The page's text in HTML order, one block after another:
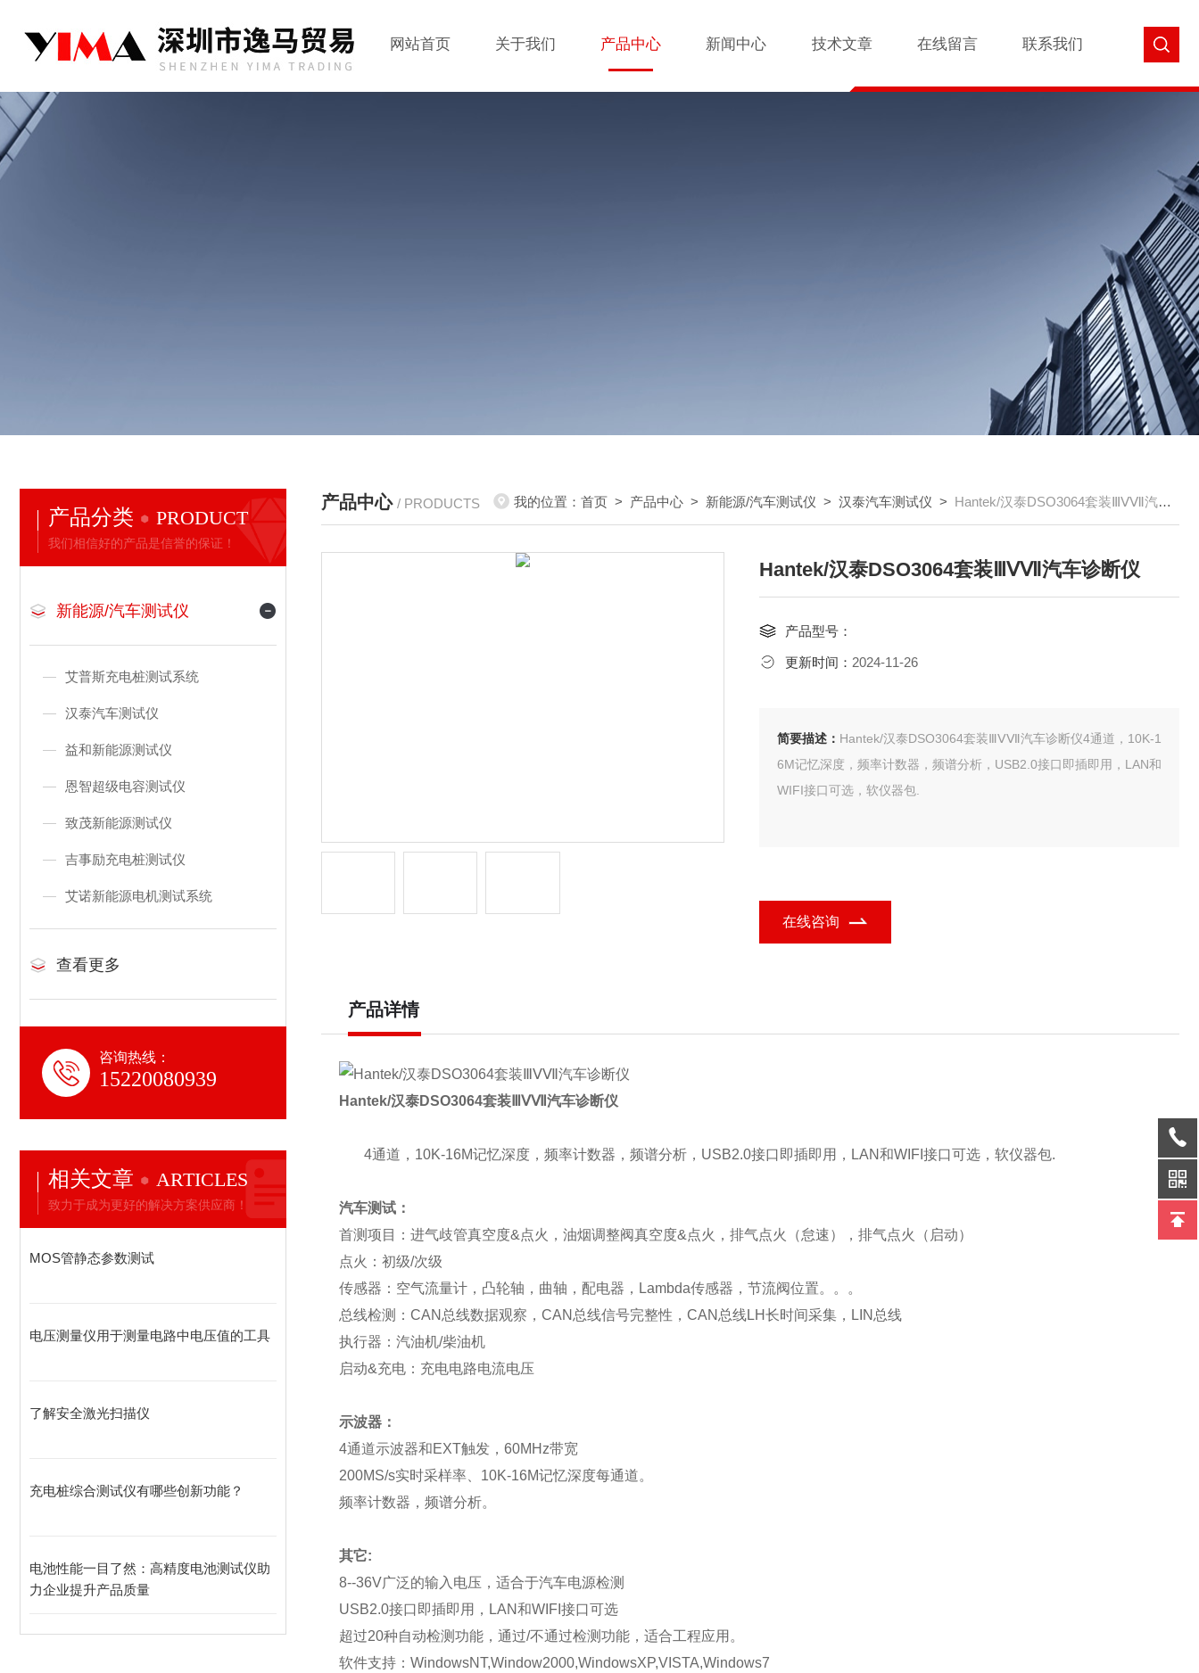
网站首页 关于我们 产品中心 新闻中心 技术文章 在线留言 联系我们
产品分类 PRODUCT
我们相信好的产品是信誉的保证！
新能源/汽车测试仪
艾普斯充电桩测试系统
汉泰汽车测试仪
益和新能源测试仪
恩智超级电容测试仪
致茂新能源测试仪
吉事励充电桩测试仪
艾诺新能源电机测试系统
查看更多
咨询热线：
15220080939
相关文章 ARTICLES
致力于成为更好的解决方案供应商！
MOS管静态参数测试
电压测量仪用于测量电路中电压值的工具
了解安全激光扫描仪
充电桩综合测试仪有哪些创新功能？
电池性能一目了然：高精度电池测试仪助
力企业提升产品质量
产品中心 / PRODUCTS 我的位置：首页 > 产品中心 > 新能源/汽车测试仪 >汉泰汽车测试仪 > Hantek/汉泰DSO3064套装ⅢⅤⅦ汽车诊断仪
Hantek/汉泰DSO3064套装ⅢⅤⅦ汽车诊断仪
产品型号：
更新时间： 2024-11-26
简要描述： Hantek/汉泰DSO3064套装ⅢⅤⅦ汽车诊断仪4通道，10K-1
6M记忆深度，频率计数器，频谱分析，USB2.0接口即插即用，LAN和
WIFI接口可选，软仪器包.
在线咨询
产品详情
Hantek/汉泰DSO3064套装 ⅢⅤⅦ 汽车诊断仪
4通道， 10K-16M记忆深度，频率计数器，频谱分析， USB2.0接口即插即用， LAN和WIFI 接口可选，软仪器包.
汽车测试：
首测项目：进气歧管真空度&点火，油烟调整阀真空度&点火，排气点火（怠速），排气点火（启动）
点火：初级/次级
传感器：空气流量计，凸轮轴，曲轴，配电器， Lambda传感器，节流阀位置。。。
总线检测： CAN 总线数据观察， CAN 总线信号完整性， CAN 总线LH长时间采集， LIN 总线
执行器：汽油机/柴油机
启动&充电：充电电路电流电压
示波器：
4通道示波器和EXT触发， 60MHz带宽
200MS/s实时采样率、 10K-16M记忆深度每通道。
频率计数器，频谱分析。
其它:
8--36V广泛的输入电压，适合于汽车电源检测
USB2.0接口即插即用， LAN和WIFI 接口可选
超过20种自动检测功能，通过/不通过检测功能，适合工程应用。
软件支持： WindowsNT,Window2000,WindowsXP,VISTA,Windows7